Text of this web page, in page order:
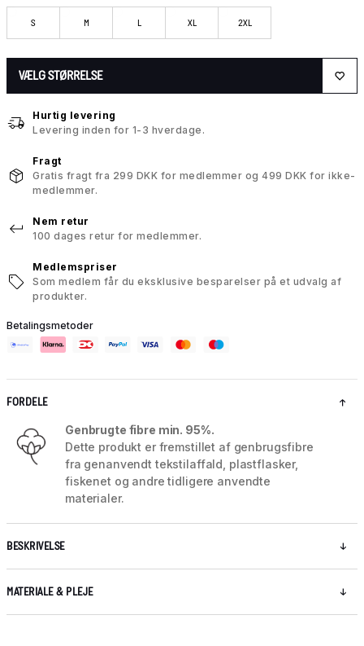
S M L XL 2XL
VÆLG STØRRELSE
Hurtig levering
Levering inden for 1-3 hverdage.
Fragt
Gratis fragt fra 299 DKK for medlemmer og 499 DKK for ikke-
medlemmer.
Nem retur
100 dages retur for medlemmer.
Medlemspriser
Som medlem får du eksklusive besparelser på et udvalg af
produkter.
Betalingsmetoder
FORDELE
Genbrugte fibre min. 95%.
Dette produkt er fremstillet af genbrugsfibre
fra genanvendt tekstilaffald, plastflasker,
fiskenet og andre tidligere anvendte
materialer.
BESKRIVELSE
MATERIALE & PLEJE